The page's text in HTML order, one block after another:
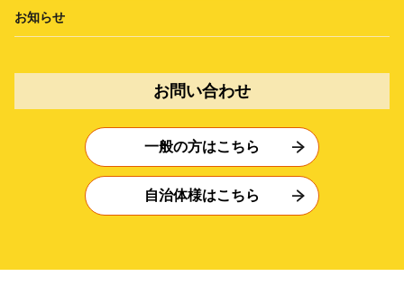
お知らせ
お問い合わせ
一般の方はこちら
自治体様はこちら